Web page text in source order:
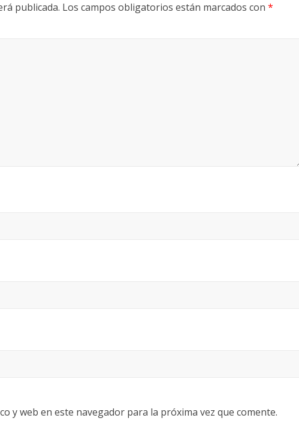
publicada. Los campos obligatorios están marcados con *
y web en este navegador para la próxima vez que comente.